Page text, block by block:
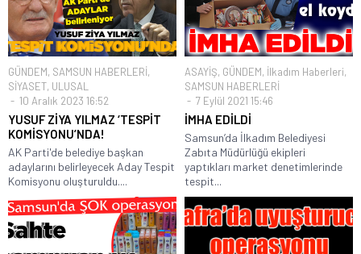
GÜNDEM, SAMSUN HABERLERİ,
SİYASET, ULUSAL
10 Aralık 2023 16:52
YUSUF ZİYA YILMAZ ‘TESPİT
KOMİSYONU’NDA!
AK Parti'de belediye başkan
adaylarını belirleyecek Aday Tespit
Komisyonu oluşturuldu....
ASAYİŞ, GÜNDEM, İlkadım Haberleri,
SAMSUN HABERLERİ
7 Eylül 2021 15:46
İMHA EDİLDİ
Samsun’da İlkadım Belediyesi
Zabıta Müdürlüğü ekipleri
yaptıkları market denetimlerinde
tespit...